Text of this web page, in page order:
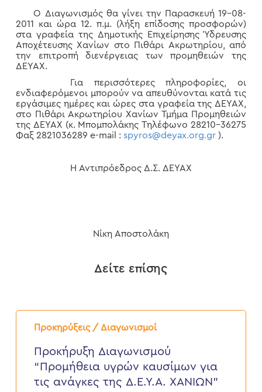
Ο Διαγωνισμός θα γίνει την Παρασκευή 19-08-
2011 και ώρα 12. π.μ. (λήξη επίδοσης προσφορών)
στα γραφεία της Δημοτικής Επιχείρησης Ύδρευσης
Αποχέτευσης Χανίων στο Πιθάρι Ακρωτηρίου, από
την επιτροπή διενέργειας των προμηθειών της
ΔΕΥΑΧ.
Για περισσότερες πληροφορίες, οι
ενδιαφερόμενοι μπορούν να απευθύνονται κατά τις
εργάσιμες ημέρες και ώρες στα γραφεία της ΔΕΥΑΧ,
στο Πιθάρι Ακρωτηρίου Χανίων Τμήμα Προμηθειών
της ΔΕΥΑΧ (κ. Μπομπολάκης Τηλέφωνο 28210-36275
Φαξ 2821036289 e-mail : spyros@deyax.org.gr).
Η Αντιπρόεδρος Δ.Σ. ΔΕΥΑΧ
Νίκη Αποστολάκη
Δείτε επίσης
Προκηρύξεις / Διαγωνισμοί
Προκήρυξη
Διαγωνισμού
υγρών
καυσίμων
ανάγκες
Προκήρυξη Διαγωνισμού
“Προμήθεια υγρών καυσίμων για
τις ανάγκες της Δ.Ε.Υ.Α. ΧΑΝΙΩΝ”